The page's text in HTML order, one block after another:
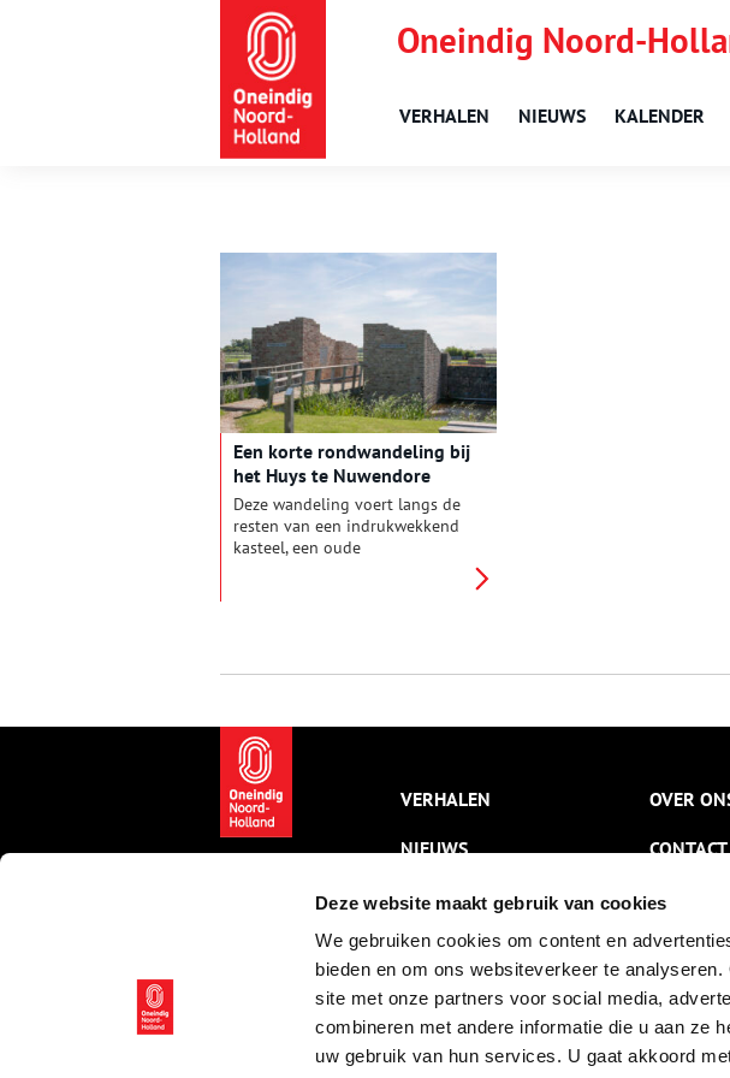
Deze website maakt gebruik van cookies
We gebruiken cookies om content en
bieden en om ons websiteverkeer te
site met onze partners voor social media,
combineren met andere informatie die u aan ze
uw gebruik van hun services. U gaat akkoord
Oneindig Noord-
VERHALEN NIEUWS KALENDER
Een korte rondwandeling bij
het Huys te Nuwendore
Deze wandeling voert langs de
resten van een indrukwekkend
kasteel, een oude
VERHALEN
NIEUWS
KALENDER
THEMA’S
ACTIVITEITEN
VIDEO’S
OVER
CONTACT
PRIVACY